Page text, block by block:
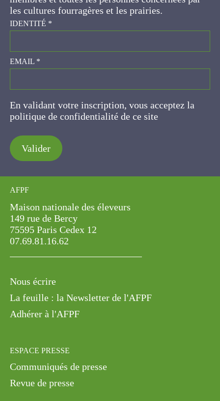
prairies.
IDENTITÉ*
EMAIL*
En validant votre inscription, vous acceptez la
politique de confidentialité de ce site
Valider
AFPF
Maison nationale des éleveurs
149 rue de Bercy
75595 Paris Cedex 12
07.69.81.16.62
Nous écrire
La feuille : la Newsletter de l'AFPF
Adhérer à l'AFPF
ESPACE PRESSE
Communiqués de presse
Revue de presse